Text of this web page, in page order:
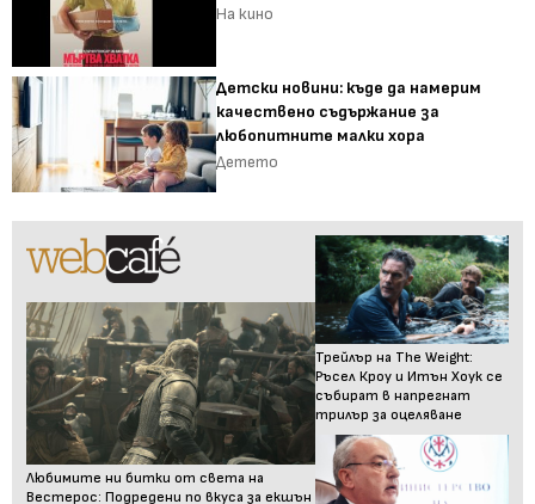
На кино
Детски новини: къде да намерим
качествено съдържание за
любопитните малки хора
Детето
Любимите ни битки от света на
Вестерос: Подредени по вкуса за екшън
Трейлър на The Weight:
Ръсел Кроу и Итън Хоук се
събират в напрегнат
трилър за оцеляване